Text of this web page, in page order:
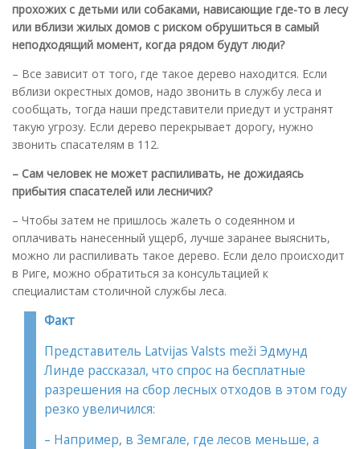
прохожих с детьми или собаками, нависающие где-то в лесу
или вблизи жилых домов с риском обрушиться в самый
неподходящий момент, когда рядом будут люди?
– Все зависит от того, где такое дерево находится. Если
вблизи окрестных домов, надо звонить в службу леса и
сообщать, тогда наши представители приедут и устранят
такую угрозу. Если дерево перекрывает дорогу, нужно
звонить спасателям в 112.
– Сам человек не может распиливать, не дожидаясь
прибытия спасателей или лесничих?
– Чтобы затем не пришлось жалеть о содеянном и
оплачивать нанесенный ущерб, лучше заранее выяснить,
можно ли распиливать такое дерево. Если дело происходит
в Риге, можно обратиться за консультацией к
специалистам столичной службы леса.
Факт
Представитель Latvijas Valsts meži Эдмунд
Линде рассказал, что спрос на бесплатные
разрешения на сбор лесных отходов в этом году
резко увеличился:
– Например, в Земгале, где лесов меньше, а